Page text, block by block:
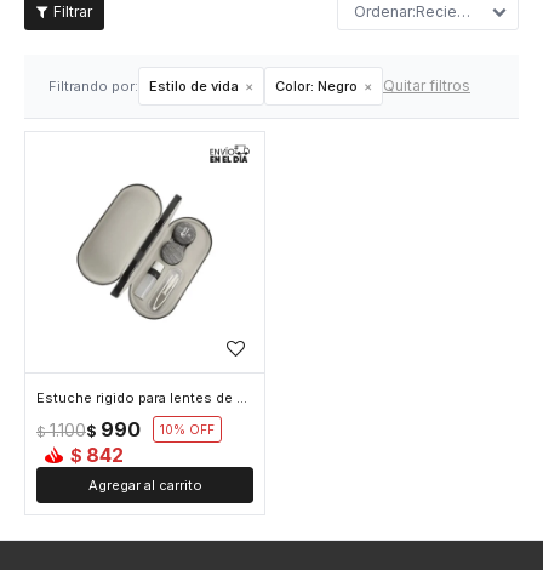
Recientes
Filtrando por: Estilo de vida Color: Negro Quitar filtros
Estuche rigido para lentes de contacto - Negro
$ 990
$ 1.100 10
$ 842